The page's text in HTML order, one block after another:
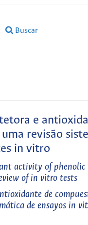
Buscar
e
revisão
in vitro
activity of phenolic
of in vitro tests
de
de ensayos in